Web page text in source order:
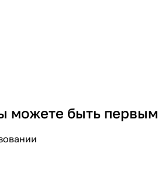
можете быть первым